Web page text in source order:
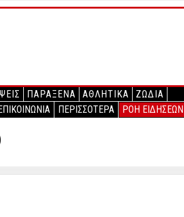
ΠΑΡΑΞΕΝΑ ΑΘΛΗΤΙΚΑ
ΖΩΔΙΑ
ΠΕΡΙΣΣΟΤΕΡΑ ΡΟΗ ΕΙΔΗΣΕΩΝ